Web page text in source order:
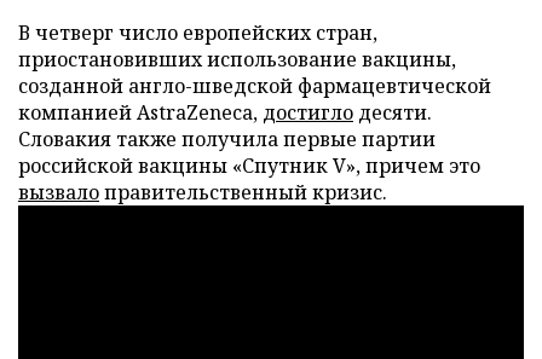
В четверг число европейских стран,
приостановивших использование вакцины,
созданной англо-шведской фармацевтической
компанией AstraZeneca, достигло десяти.
Словакия также получила первые партии
российской вакцины «Спутник V», причем это
вызвалоправительственный кризис.